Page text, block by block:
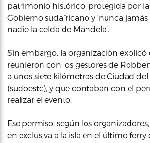
patrimonio histórico, protegida por la
Gobierno sudafricano y ‘nunca
nadie la celda de Mandela’.
Sin embargo, la organización explicó
reunieron con los gestores de
a unos siete kilómetros de Ciudad del
(sudoeste), y que contaban con el
realizar el evento.
Ese permiso, según los
en exclusiva a la isla en el último ferry